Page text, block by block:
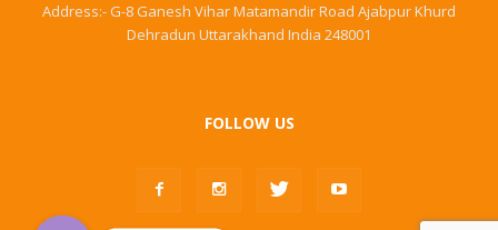
Address:- G-8 Ganesh Vihar Matamandir Road Ajabpur Khurd
Dehradun Uttarakhand India 248001
FOLLOW US